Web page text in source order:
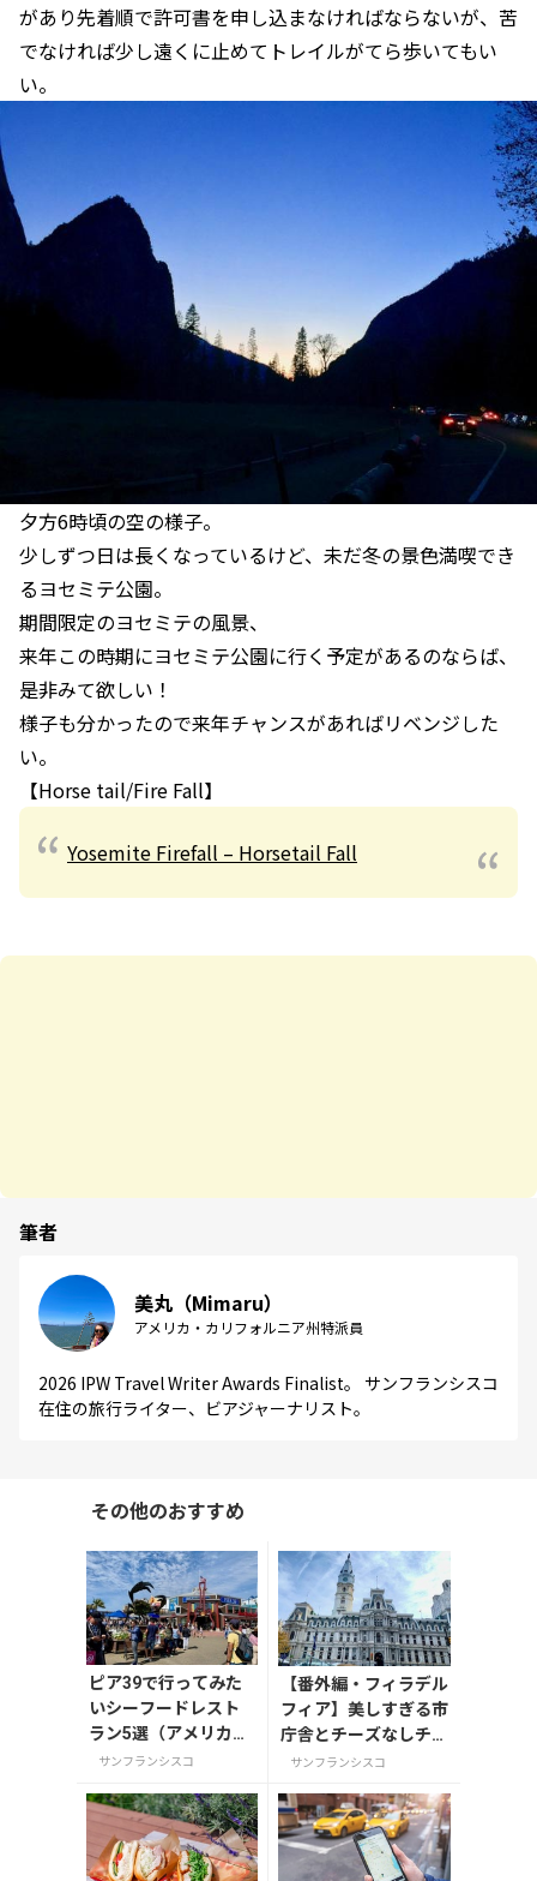
があり先着順で許可書を申し込まなければならないが、苦
でなければ少し遠くに止めてトレイルがてら歩いてもい
い。
夕方6時頃の空の様子。
少しずつ日は長くなっているけど、未だ冬の景色満喫でき
るヨセミテ公園。
期間限定のヨセミテの風景、
来年この時期にヨセミテ公園に行く予定があるのならば、
是非みて欲しい！
様子も分かったので来年チャンスがあればリベンジした
い。
【Horse tail/Fire Fall】
Yosemite Firefall – Horsetail Fall
筆者
美丸（Mimaru）
アメリカ・カリフォルニア州特派員
2026 IPW Travel Writer Awards Finalist。 サンフランシスコ
在住の旅行ライター、ビアジャーナリスト。
その他のおすすめ
ピア39で行ってみた
いシーフードレスト
ラン5選（アメリカ・
サンフランシスコ）
サンフランシスコ
【番外編・フィラデル
フィア】美しすぎる市
庁舎とチーズなしチー
ズステーキ
サンフランシスコ